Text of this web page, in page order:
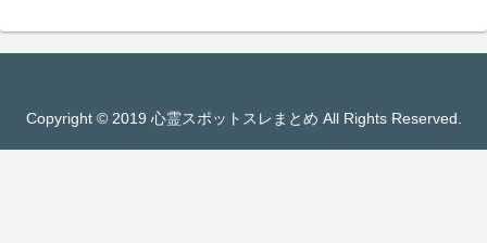
Copyright © 2019 心霊スポットスレまとめ All Rights Reserved.